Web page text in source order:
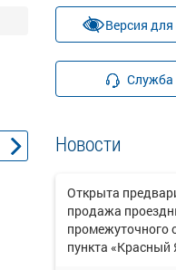
Версия
Служба
Новости
Открыта
продажа
промежуточного
пункта «Красный